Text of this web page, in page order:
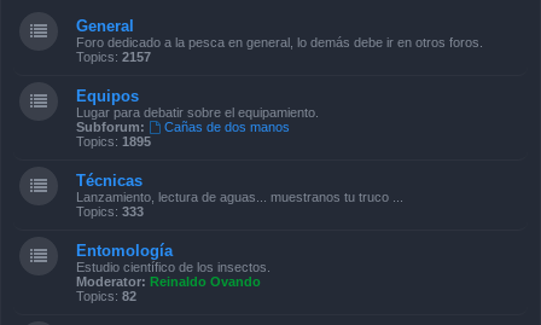
General
Foro dedicado a la pesca en general, lo demás debe ir en otros foros.
Topics: 2157
Equipos
Lugar para debatir sobre el equipamiento.
Subforum:
Cañas de dos manos
Topics: 1895
Técnicas
Lanzamiento, lectura de aguas... muestranos tu truco ...
Topics: 333
Entomología
Estudio científico de los insectos.
Moderator: Reinaldo Ovando
Topics: 82